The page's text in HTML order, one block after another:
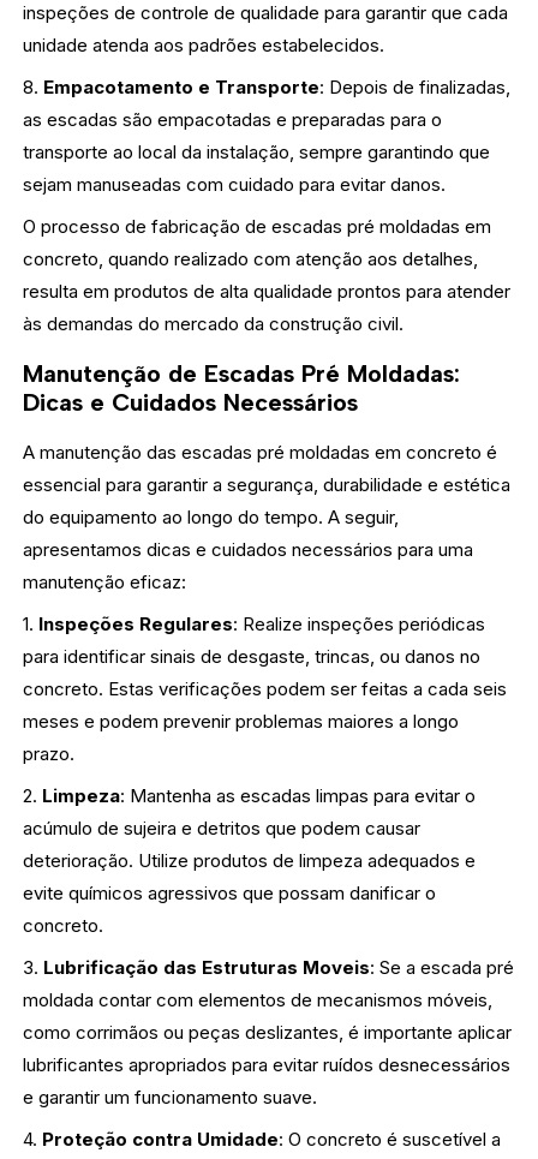
inspeções de controle de qualidade para garantir que cada
unidade atenda aos padrões estabelecidos.
8. Empacotamento e Transporte: Depois de finalizadas,
as escadas são empacotadas e preparadas para o
transporte ao local da instalação, sempre garantindo que
sejam manuseadas com cuidado para evitar danos.
O processo de fabricação de escadas pré moldadas em
concreto, quando realizado com atenção aos detalhes,
resulta em produtos de alta qualidade prontos para atender
às demandas do mercado da construção civil.
Manutenção de Escadas Pré Moldadas:
Dicas e Cuidados Necessários
A manutenção das escadas pré moldadas em concreto é
essencial para garantir a segurança, durabilidade e estética
do equipamento ao longo do tempo. A seguir,
apresentamos dicas e cuidados necessários para uma
manutenção eficaz:
1. Inspeções Regulares: Realize inspeções periódicas
para identificar sinais de desgaste, trincas, ou danos no
concreto. Estas verificações podem ser feitas a cada seis
meses e podem prevenir problemas maiores a longo
prazo.
2. Limpeza: Mantenha as escadas limpas para evitar o
acúmulo de sujeira e detritos que podem causar
deterioração. Utilize produtos de limpeza adequados e
evite químicos agressivos que possam danificar o
concreto.
3. Lubrificação das Estruturas Moveis: Se a escada pré
moldada contar com elementos de mecanismos móveis,
como corrimãos ou peças deslizantes, é importante aplicar
lubrificantes apropriados para evitar ruídos desnecessários
e garantir um funcionamento suave.
4. Proteção contra Umidade: O concreto é suscetível a